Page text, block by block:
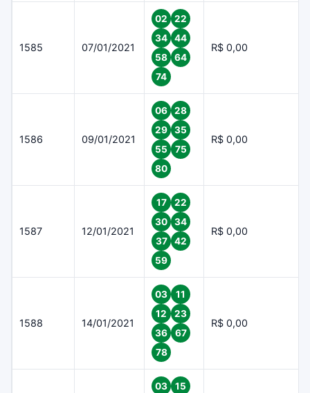
1585 07/01/2021
02
22
34
44
58
64
74
R$ 0,00
1586 09/01/2021
06
28
29
35
55
75
80
R$ 0,00
1587 12/01/2021
17
22
30
34
37
42
59
R$ 0,00
1588 14/01/2021
03
11
12
23
36
67
78
R$ 0,00
03
15